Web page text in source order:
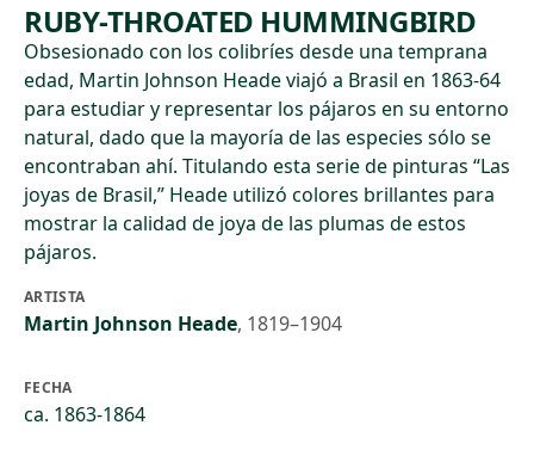
RUBY-THROATED HUMMINGBIRD
Obsesionado con los colibríes desde una temprana
edad, Martin Johnson Heade viajó a Brasil en 1863-64
para estudiar y representar los pájaros en su entorno
natural, dado que la mayoría de las especies sólo se
encontraban ahí. Titulando esta serie de pinturas “Las
joyas de Brasil,” Heade utilizó colores brillantes para
mostrar la calidad de joya de las plumas de estos
pájaros.
ARTISTA
Martin Johnson Heade, 1819–1904
FECHA
ca. 1863-1864